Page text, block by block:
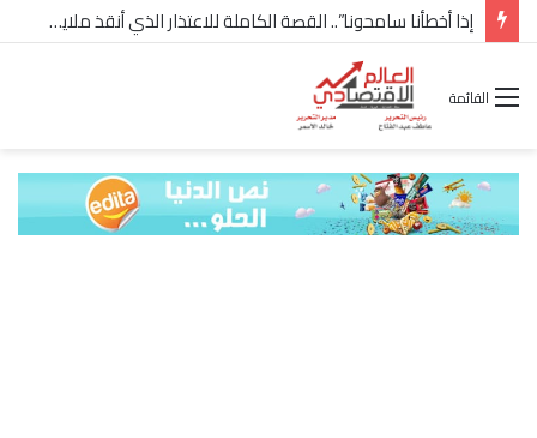
شركة “Scope Developments” تعلن تولي أحمد كمال عيسى منصب الرئيس التنفيذي للقطاع التجاري
القائمة